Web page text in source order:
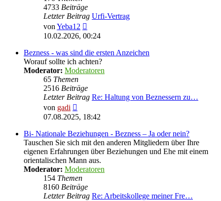
4733 Beiträge
Letzter Beitrag Urfi-Vertrag
von Yeba12
Beitrag
10.02.2026, 00:24
Bezness - was sind die ersten Anzeichen
Worauf sollte ich achten?
Moderator: Moderatoren
65 Themen
2516 Beiträge
Letzter Beitrag Re: Haltung von Beznessern zu…
von gadi
Beitrag
07.08.2025, 18:42
Bi- Nationale Beziehungen - Bezness – Ja oder nein?
Tauschen Sie sich mit den anderen Mitgliedern über Ihre
eigenen Erfahrungen über Beziehungen und Ehe mit einem
orientalischen Mann aus.
Moderator: Moderatoren
154 Themen
8160 Beiträge
Letzter Beitrag Re: Arbeitskollege meiner Fre…